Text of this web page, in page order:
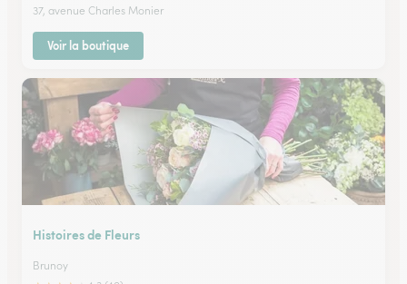
37, avenue Charles Monier
Voir la boutique
Histoires de Fleurs
Brunoy